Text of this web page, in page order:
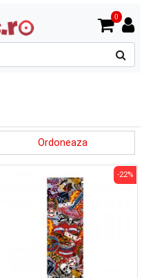
0
Ordoneaza
-22%